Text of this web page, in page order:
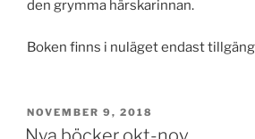
den grymma härskarinnan.
Boken finns i nuläget endast
PUBLICERAT
NOVEMBER 9, 2018